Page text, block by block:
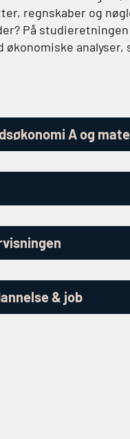
regnskaber og
På
økonomiske
A og
& job